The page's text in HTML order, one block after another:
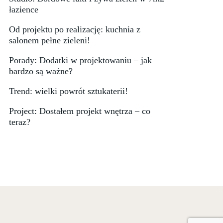
łazience
Od projektu po realizację: kuchnia z
salonem pełne zieleni!
Porady: Dodatki w projektowaniu – jak
bardzo są ważne?
Trend: wielki powrót sztukaterii!
Project: Dostałem projekt wnętrza – co
teraz?